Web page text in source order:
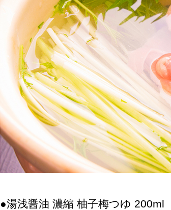
●湯浅醤油 濃縮 柚子梅つゆ 200ml